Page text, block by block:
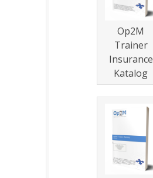
Op2M
Trainer
Insurance
Katalog